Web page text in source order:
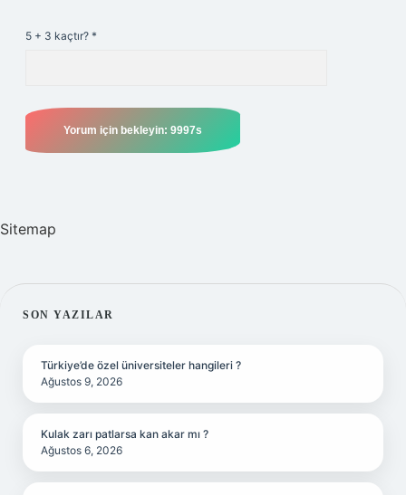
5 + 3 kaçtır? *
Sitemap
SIDEBAR
SON YAZILAR
Türkiye’de özel üniversiteler hangileri ?
Ağustos 9, 2026
Kulak zarı patlarsa kan akar mı ?
Ağustos 6, 2026